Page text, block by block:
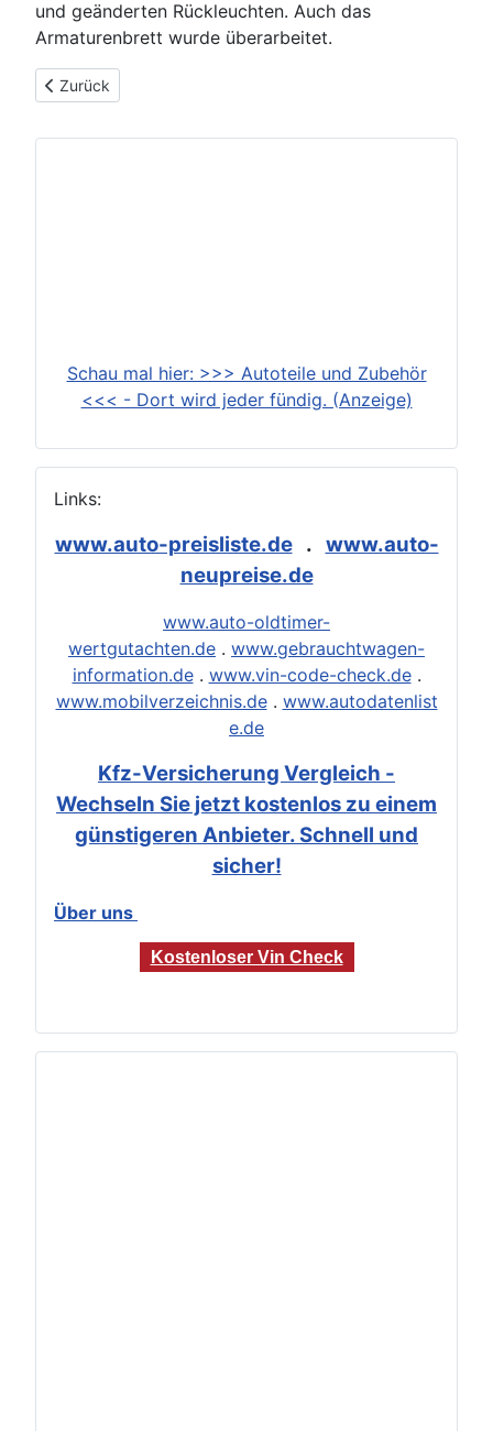
und geänderten Rückleuchten. Auch das
Armaturenbrett wurde überarbeitet.
Vorheriger Beitrag: Citroen C3 Picasso (2009-2017)
Zurück
Schau mal hier: >>> Autoteile und Zubehör
<<< - Dort wird jeder fündig. (Anzeige)
Links:
www.auto-preisliste.de. www.auto-
neupreise.de
www.auto-oldtimer-
wertgutachten.de . www.gebrauchtwagen-
information.de. www.vin-code-check.de.
www.mobilverzeichnis.de. www.autodatenlist
e.de
Kfz-Versicherung Vergleich -
Wechseln Sie jetzt kostenlos zu einem
günstigeren Anbieter. Schnell und
sicher!
Über uns
Kostenloser Vin Check